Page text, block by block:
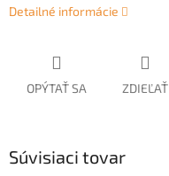
Detailné informácie
OPÝTAŤ SA ZDIEĽAŤ
Súvisiaci tovar